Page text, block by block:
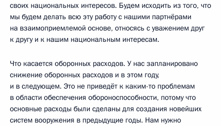
своих национальных интересов. Будем исходить из того, что
мы будем делать всю эту работу с нашими партнёрами
на взаимоприемлемой основе, относясь с уважением друг
к другу и к нашим национальным интересам.
Что касается оборонных расходов. У нас запланировано
снижение оборонных расходов и в этом году,
и в следующем. Это не приведёт к каким-то проблемам
в области обеспечения обороноспособности, потому что
основные расходы были сделаны для создания новейших
систем вооружения в предыдущие годы. Нам нужно